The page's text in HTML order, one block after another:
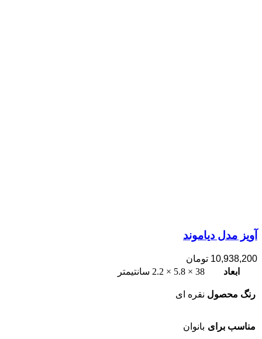
آویز مدل دیاموند
10,938,200 تومان
ابعاد
38 × 5.8 × 2.2 سانتیمتر
رنگ محصول نقره ای
مناسب برای بانوان